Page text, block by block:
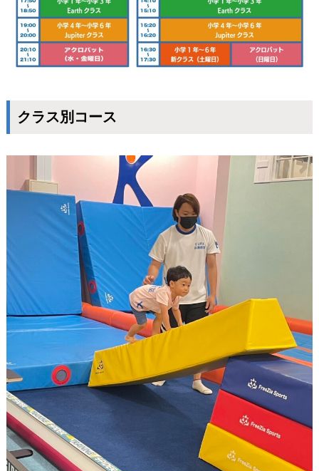
クラス別コース